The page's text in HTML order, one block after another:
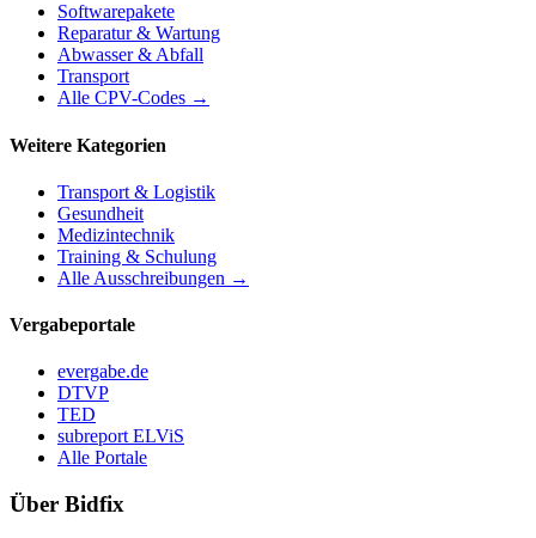
Softwarepakete
Reparatur & Wartung
Abwasser & Abfall
Transport
Alle CPV-Codes →
Weitere Kategorien
Transport & Logistik
Gesundheit
Medizintechnik
Training & Schulung
Alle Ausschreibungen →
Vergabeportale
evergabe.de
DTVP
TED
subreport ELViS
Alle Portale
Über Bidfix